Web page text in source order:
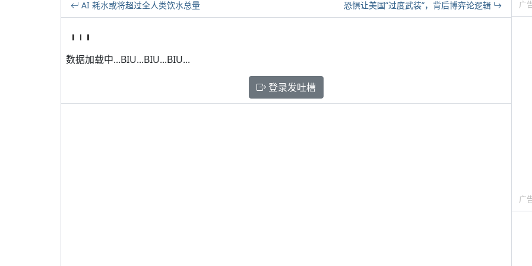
AI 耗水或将超过全人类饮水总量 恐惧让美国”过度武装”，背后博弈论逻辑
数据加载中...BIU...BIU...BIU...
登录发吐槽
广
广